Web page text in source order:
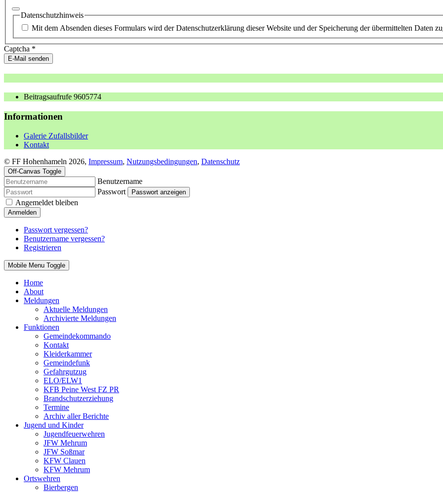
Datenschutzhinweis
Mit dem Absenden dieses Formulars wird der Datenschutzerklärung dieser Website und der Speicherung der übermittelten Daten
Captcha *
E-Mail senden
Beitragsaufrufe 9605774
Informationen
Galerie Zufallsbilder
Kontakt
© FF Hohenhameln 2026, Impressum, Nutzungsbedingungen, Datenschutz
Off-Canvas Toggle
Benutzername
Passwort
Passwort anzeigen
Angemeldet bleiben
Anmelden
Passwort vergessen?
Benutzername vergessen?
Registrieren
Mobile Menu Toggle
Home
About
Meldungen
Aktuelle Meldungen
Archivierte Meldungen
Funktionen
Gemeindekommando
Kontakt
Kleiderkammer
Gemeindefunk
Gefahrgutzug
ELO/ELW1
KFB Peine West FZ PR
Brandschutzerziehung
Termine
Archiv aller Berichte
Jugend und Kinder
Jugendfeuerwehren
JFW Mehrum
JFW Soßmar
KFW Clauen
KFW Mehrum
Ortswehren
Bierbergen